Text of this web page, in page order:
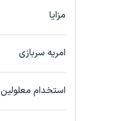
مزایا
امریه سربازی
استخدام معلولین